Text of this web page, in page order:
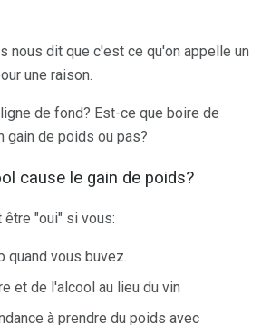
nous dit que c'est ce qu'on appelle un
une raison.
de fond? Est-ce que boire de
gain de poids ou pas?
cause le gain de poids?
être "oui" si vous:
quand vous buvez.
et de l'alcool au lieu du vin
à prendre du poids avec